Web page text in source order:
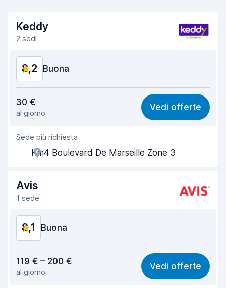
Keddy
2 sedi
8,2 Buona
8,1
Facile da trovare 8,2
Gentilezza degli agenti
Rapidità del ritiro
Rapidità della riconsegna
Condizioni dell'auto
30 €
al giorno
Vedi offerte
Sede più richiesta
Km4 Boulevard De Marseille Zone 3
Avis
1 sede
8,1 Buona
8,1
Facile da trovare 8,2
119 € – 200 €
al giorno
Vedi offerte